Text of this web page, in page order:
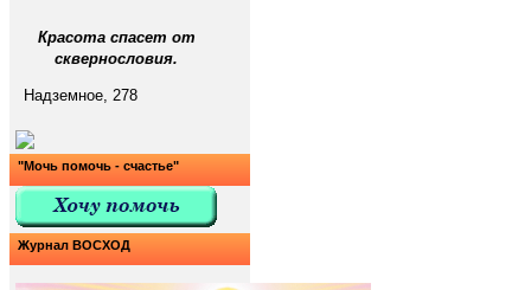
Красота спасет от
сквернословия.
Надземное, 278
"Мочь помочь - счастье"
Журнал ВОСХОД